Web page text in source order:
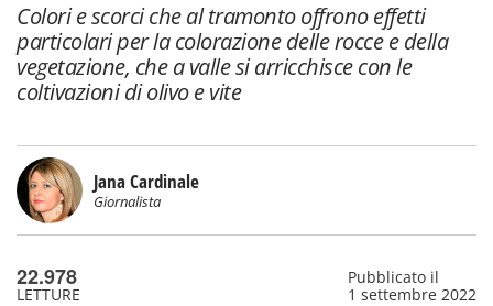
Colori e scorci che al tramonto offrono effetti
particolari per la colorazione delle rocce e della
vegetazione, che a valle si arricchisce con le
coltivazioni di olivo e vite
Jana Cardinale
Giornalista
22.978
LETTURE
Pubblicato il
1 settembre 2022